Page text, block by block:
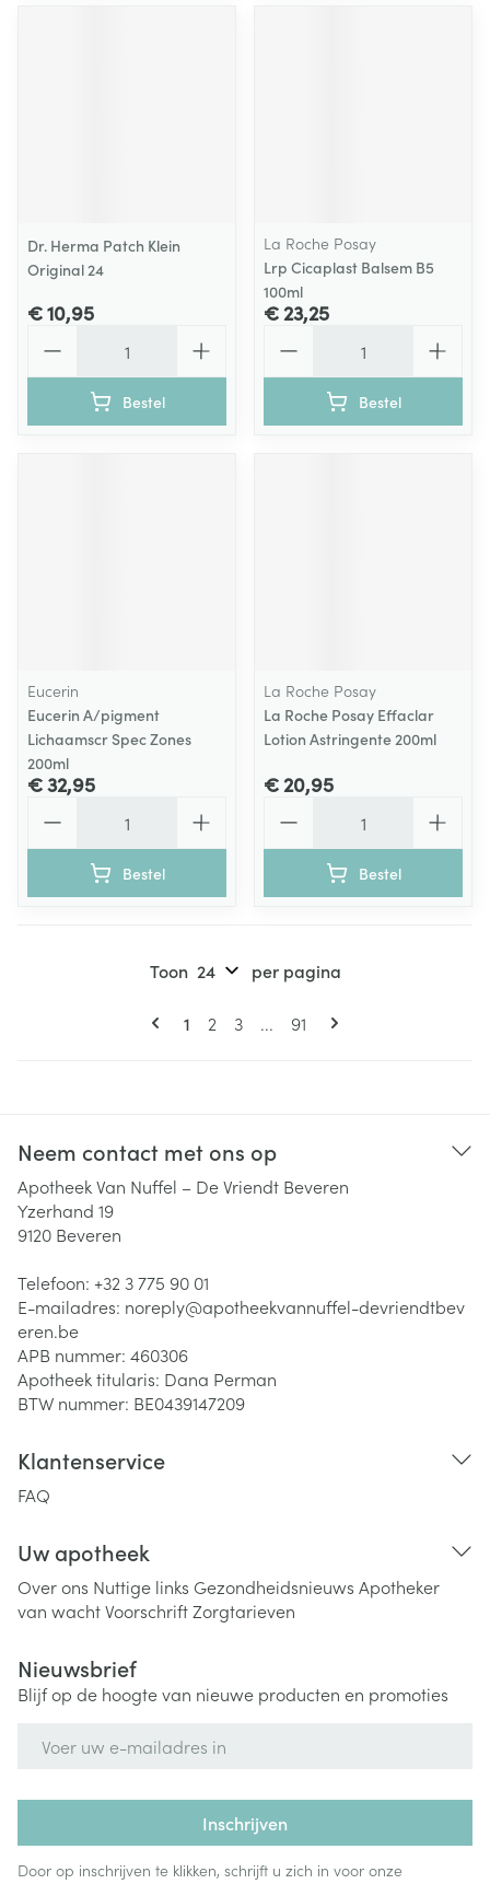
Dr. Herma Patch Klein
Original 24
€ 10,95
Bestel
La Roche Posay
Lrp Cicaplast Balsem B5
100ml
€ 23,25
Bestel
Eucerin
Eucerin A/pigment
Lichaamscr Spec Zones
200ml
€ 32,95
Bestel
La Roche Posay
La Roche Posay Effaclar
Lotion Astringente 200ml
€ 20,95
Bestel
Pagina's
U lees momenteel pagina
1 Pagina
2 Pagina
3 ... Pagina
91
Toon per pagina
Neem contact met ons op
Apotheek Van Nuffel – De Vriendt Beveren
Yzerhand 19
9120 Beveren
Telefoon: +32 3 775 90 01
E-mailadres: noreply@apotheekvannuffel-devriendtbev
eren.be
APB nummer: 460306
Apotheek titularis: Dana Perman
BTW nummer: BE0439147209
Klantenservice
FAQ
Uw apotheek
Over ons Nuttige links Gezondheidsnieuws Apotheker
van wachtVoorschriftZorgtarieven
Nieuwsbrief
Blijf op de hoogte van nieuwe producten en promoties
Inschrijven
Door op inschrijven te klikken, schrijft u zich in voor onze